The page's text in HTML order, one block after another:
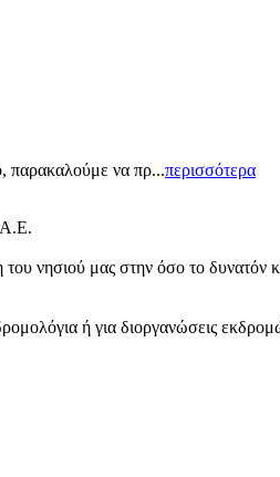
παρακαλούμε να πρ...περισσότερα
Α.Ε.
νησιού μας στην όσο το
ή για διοργανώσεις